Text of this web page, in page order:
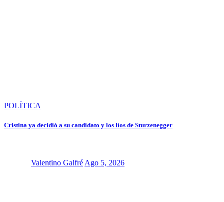
POLÍTICA
Cristina ya decidió a su candidato y los líos de Sturzenegger
Valentino Galfré Ago 5, 2026